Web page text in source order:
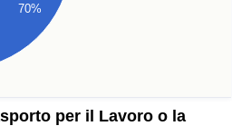
70%
per il Lavoro o la
per